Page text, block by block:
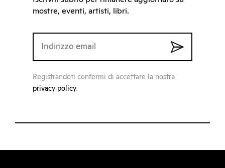
mostre, eventi, artisti, libri.
Registrandoti confermi di accettare la nostra
privacy policy.